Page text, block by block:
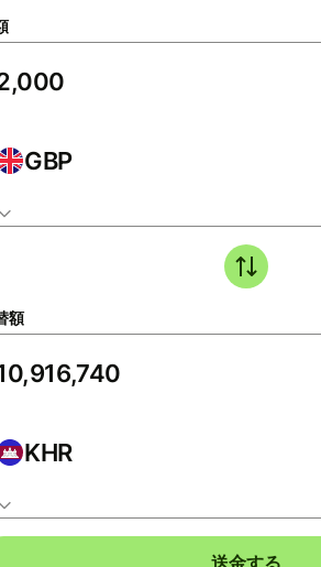
GBP
額
KHR
送金する